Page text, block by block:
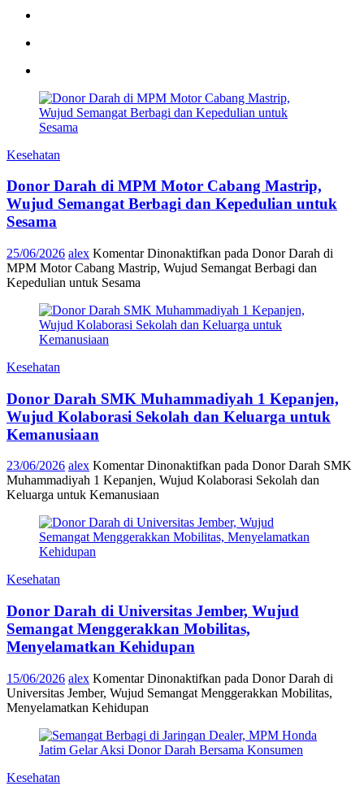
Kesehatan
Donor Darah di MPM Motor Cabang Mastrip,
Wujud Semangat Berbagi dan Kepedulian untuk
Sesama
25/06/2026 alex Komentar Dinonaktifkan pada Donor Darah di
MPM Motor Cabang Mastrip, Wujud Semangat Berbagi dan
Kepedulian untuk Sesama
Kesehatan
Donor Darah SMK Muhammadiyah 1 Kepanjen,
Wujud Kolaborasi Sekolah dan Keluarga untuk
Kemanusiaan
23/06/2026 alex Komentar Dinonaktifkan pada Donor Darah SMK
Muhammadiyah 1 Kepanjen, Wujud Kolaborasi Sekolah dan
Keluarga untuk Kemanusiaan
Kesehatan
Donor Darah di Universitas Jember, Wujud
Semangat Menggerakkan Mobilitas,
Menyelamatkan Kehidupan
15/06/2026 alex Komentar Dinonaktifkan pada Donor Darah di
Universitas Jember, Wujud Semangat Menggerakkan Mobilitas,
Menyelamatkan Kehidupan
Kesehatan